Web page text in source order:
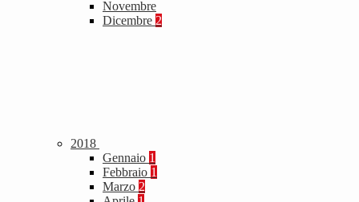
Novembre
Dicembre 2
2018
Gennaio 1
Febbraio 1
Marzo 2